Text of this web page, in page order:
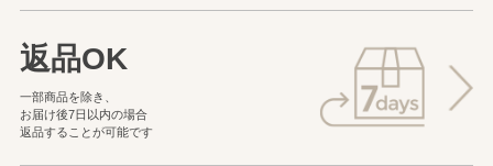
返品OK
一部商品を除き、
お届け後7日以内の場合
返品することが可能です